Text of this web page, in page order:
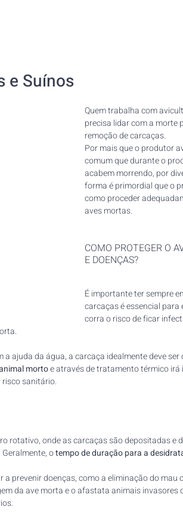
e Suínos
Quem trabalha com
precisa lidar com a morte
remoção de carcaças.
Por mais que o produtor
comum que durante o
acabem morrendo, por
forma é primordial que o
como proceder
aves mortas.
COMO PROTEGER O
E DOENÇAS?
É importante ter sempre
carcaças é essencial
corra o risco de ficar
a ajuda da água, a carcaça idealmente deve
morto e através de tratamento térmico
sanitário.
rotativo, onde as carcaças são depositadas e
o tempo de duração para a
prevenir doenças, como a eliminação do mau
da ave morta e o afastata animais invasores